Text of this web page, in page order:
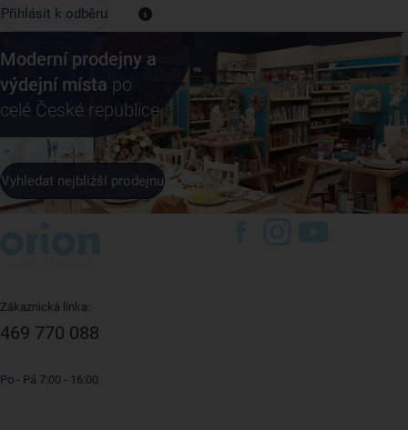
Přihlásit k odběru
Moderní prodejny a
výdejní místa po
celé České republice
Vyhledat nejbližší prodejnu
Zákaznická linka:
469 770 088
Po - Pá 7:00 - 16:00